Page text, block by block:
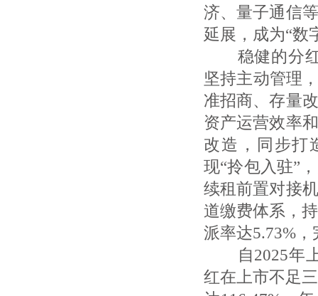
济、量子通信
延展，成为“数
稳健的分红
坚持主动管理
准招商、存量
资产运营效率
改造，同步打
现“拎包入驻”
续租前置对接
道缴费体系，
派率达5.73%
自2025年上
红在上市不足